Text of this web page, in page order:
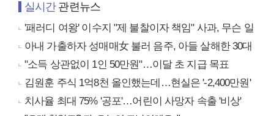
실시간관련뉴스
'패러디 여왕' 이수지 "제 불찰이자 책임" 사과, 무슨 일
아내 가출하자 성매매女 불러 음주, 아들 살해한 30대
"소득 상관없이 1인 50만원"…이달 초 지급 목표
김원훈 주식 1억8천 올인했는데…현실은 '-2,400만원'
치사율 최대 75% '공포'…어린이 사망자 속출 '비상'